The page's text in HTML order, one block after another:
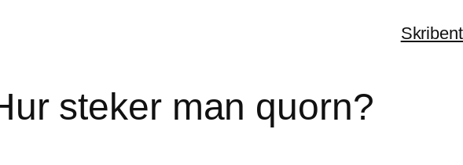
steker man quorn?